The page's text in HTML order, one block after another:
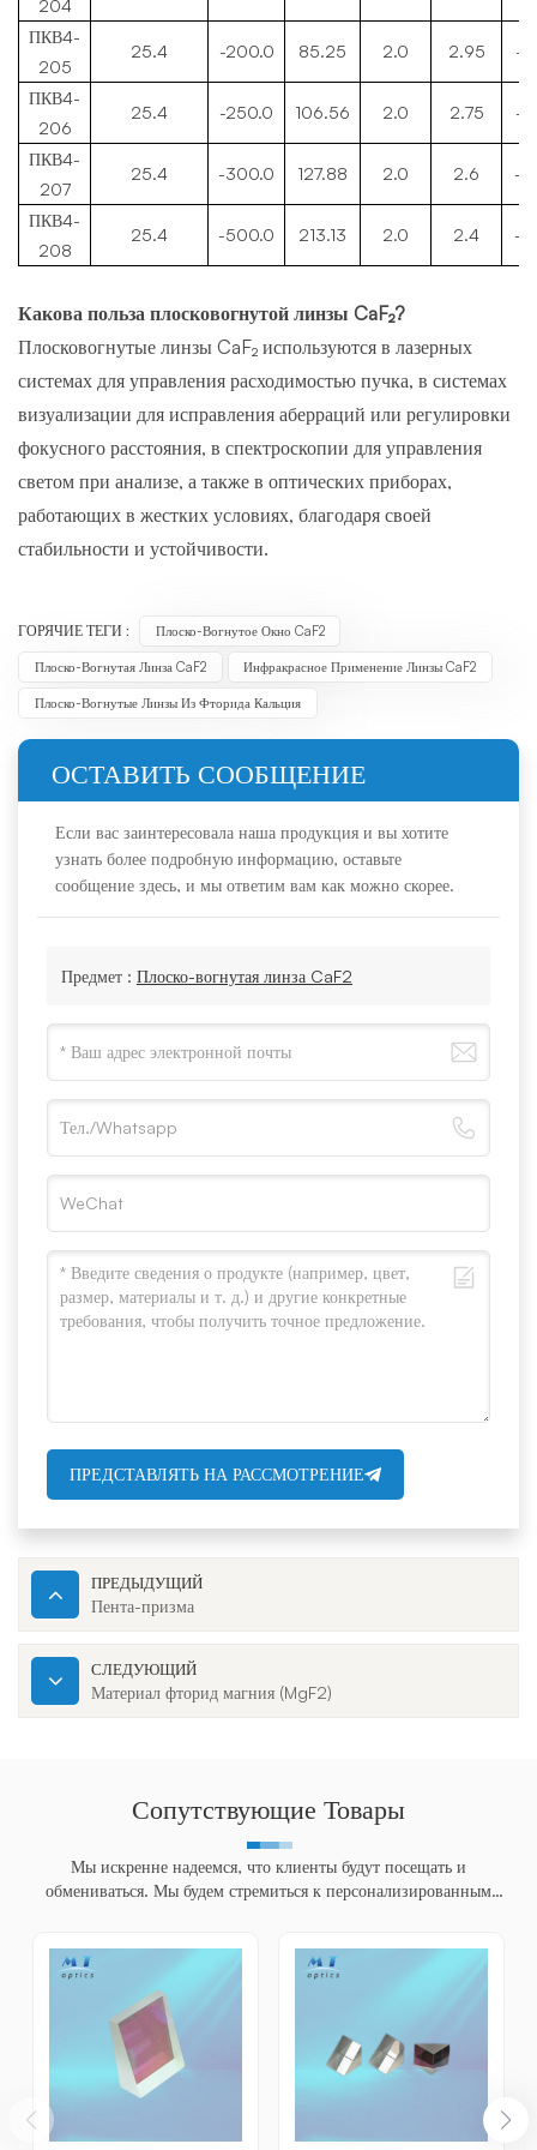
204
ПКВ4-
205
25.4 -200.0 85.25 2.0 2.95 -
ПКВ4-
206
25.4 -250.0 106.56 2.0 2.75 -
ПКВ4-
207
25.4 -300.0 127.88 2.0 2.6 -
ПКВ4-
208
25.4 -500.0 213.13 2.0 2.4 -
Какова польза плосковогнутой линзы CaF₂?
Плосковогнутые линзы CaF₂ используются в лазерных
системах для управления расходимостью пучка, в системах
визуализации для исправления аберраций или регулировки
фокусного расстояния, в спектроскопии для управления
светом при анализе, а также в оптических приборах,
работающих в жестких условиях, благодаря своей
стабильности и устойчивости.
ГОРЯЧИЕ ТЕГИ : Плоско-Вогнутое Окно CaF2
Плоско-Вогнутая Линза CaF2 Инфракрасное Применение Линзы CaF2
Плоско-Вогнутые Линзы Из Фторида Кальция
ОСТАВИТЬ СООБЩЕНИЕ
Если вас заинтересовала наша продукция и вы хотите
узнать более подробную информацию, оставьте
сообщение здесь, и мы ответим вам как можно скорее.
Предмет : Плоско-вогнутая линза CaF2
ПРЕДСТАВЛЯТЬ НА РАССМОТРЕНИЕ
ПРЕДЫДУЩИЙ
Пента-призма
СЛЕДУЮЩИЙ
Материал фторид магния (MgF2)
Сопутствующие Товары
Мы искренне надеемся, что клиенты будут посещать и
обмениваться. Мы будем стремиться к персонализированным